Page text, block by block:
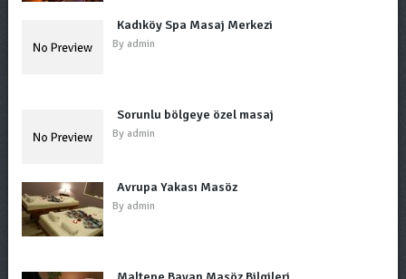
Kadıköy Spa Masaj Merkezi
By admin
Sorunlu bölgeye özel masaj
By admin
Avrupa Yakası Masöz
By admin